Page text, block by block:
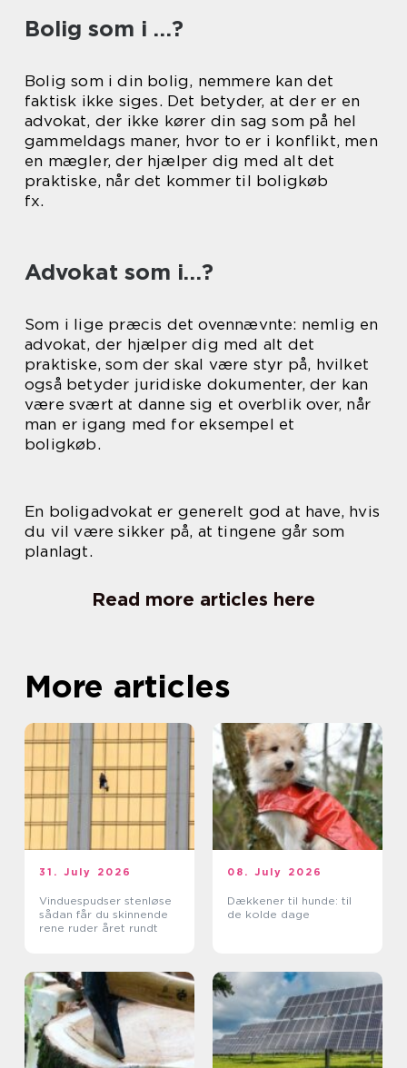
Bolig som i …?
Bolig som i din bolig, nemmere kan det
faktisk ikke siges. Det betyder, at der er en
advokat, der ikke kører din sag som på hel
gammeldags maner, hvor to er i konflikt, men
en mægler, der hjælper dig med alt det
praktiske, når det kommer til boligkøb
fx.
Advokat som i…?
Som i lige præcis det ovennævnte: nemlig en
advokat, der hjælper dig med alt det
praktiske, som der skal være styr på, hvilket
også betyder juridiske dokumenter, der kan
være svært at danne sig et overblik over, når
man er igang med for eksempel et
boligkøb.
En boligadvokat er generelt god at have, hvis
du vil være sikker på, at tingene går som
planlagt.
Read more articles here
More articles
31. July 2026
Vinduespudser stenløse
sådan får du skinnende
rene ruder året rundt
08. July 2026
Dækkener til hunde: til
de kolde dage